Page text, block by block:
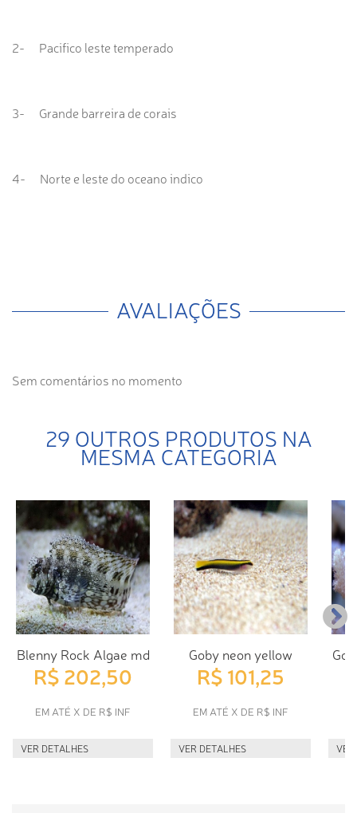
2- Pacifico leste temperado
3- Grande barreira de corais
4- Norte e leste do oceano indico
AVALIAÇÕES
Sem comentários no momento
29 OUTROS PRODUTOS NA
MESMA CATEGORIA
Blenny Rock Algae md
R$ 202,50
EM ATÉ X DE R$ INF
VER DETALHES
Goby neon yellow
R$ 101,25
EM ATÉ X DE R$ INF
VER DETALHES VER